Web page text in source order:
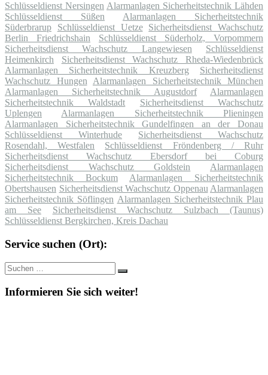
Schlüsseldienst Nersingen Alarmanlagen Sicherheitstechnik Lähden
Schlüsseldienst Süßen
Alarmanlagen Sicherheitstechnik
Süderbrarup
Schlüsseldienst Uetze
Sicherheitsdienst Wachschutz
Berlin Friedrichshain
Schlüsseldienst Süderholz, Vorpommern
Sicherheitsdienst Wachschutz Langewiesen
Schlüsseldienst
Heimenkirch
Sicherheitsdienst Wachschutz Rheda-Wiedenbrück
Alarmanlagen Sicherheitstechnik Kreuzberg
Sicherheitsdienst
Wachschutz Hungen
Alarmanlagen Sicherheitstechnik München
Alarmanlagen Sicherheitstechnik Augustdorf
Alarmanlagen
Sicherheitstechnik Waldstadt
Sicherheitsdienst Wachschutz
Uplengen
Alarmanlagen Sicherheitstechnik Plieningen
Alarmanlagen Sicherheitstechnik Gundelfingen an der Donau
Schlüsseldienst Winterhude
Sicherheitsdienst Wachschutz
Rosendahl, Westfalen
Schlüsseldienst Fröndenberg / Ruhr
Sicherheitsdienst Wachschutz Ebersdorf bei Coburg
Sicherheitsdienst Wachschutz Goldstein
Alarmanlagen
Sicherheitstechnik Bockum
Alarmanlagen Sicherheitstechnik
Obertshausen Sicherheitsdienst Wachschutz Oppenau Alarmanlagen
Sicherheitstechnik Söflingen Alarmanlagen Sicherheitstechnik Plau
am See
Sicherheitsdienst Wachschutz Sulzbach (Taunus)
Schlüsseldienst Bergkirchen, Kreis Dachau
Service suchen (Ort):
Suche
nach:
Suchen
Informieren Sie sich weiter!